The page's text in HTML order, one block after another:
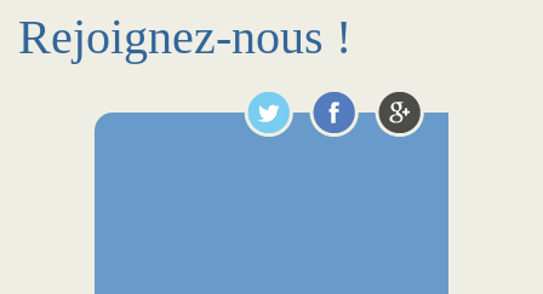
Rejoignez-nous !